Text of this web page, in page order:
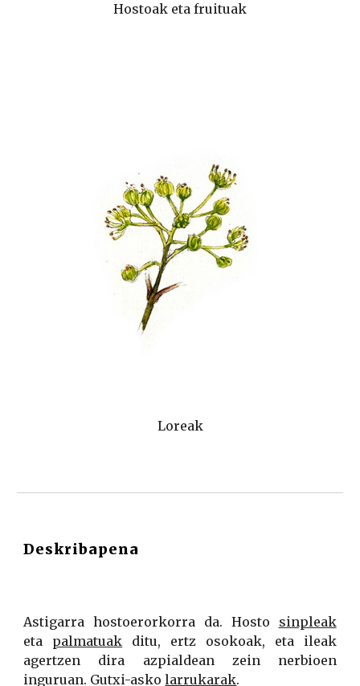
Hostoak eta fruituak
Loreak
Deskribapena
Astigarra hostoerorkorra da. Hosto sinpleak
eta palmatuak ditu, ertz osokoak, eta ileak
agertzen dira azpialdean zein nerbioen
inguruan. Gutxi-askolarrukarak.